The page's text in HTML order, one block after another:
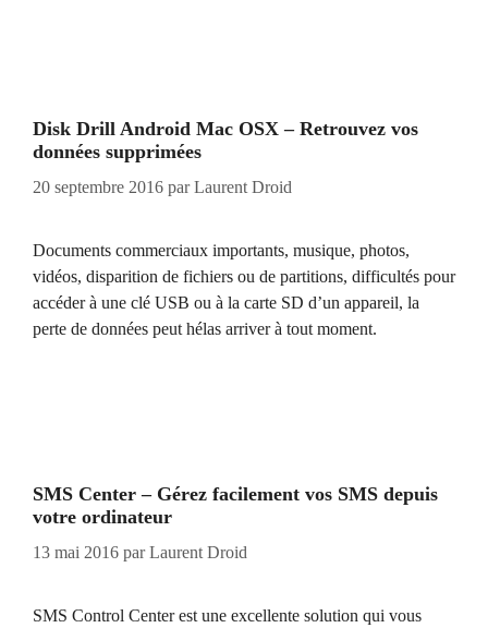
Disk Drill Android Mac OSX – Retrouvez vos
données supprimées
20 septembre 2016 parLaurent Droid
Documents commerciaux importants, musique, photos,
vidéos, disparition de fichiers ou de partitions, difficultés pour
accéder à une clé USB ou à la carte SD d’un appareil, la
perte de données peut hélas arriver à tout moment.
SMS Center – Gérez facilement vos SMS depuis
votre ordinateur
13 mai 2016 parLaurent Droid
SMS Control Center est une excellente solution qui vous